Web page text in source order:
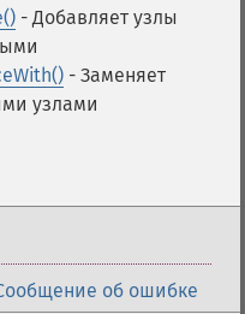
- Добавляет узлы
- Заменяет
узлами
об ошибке